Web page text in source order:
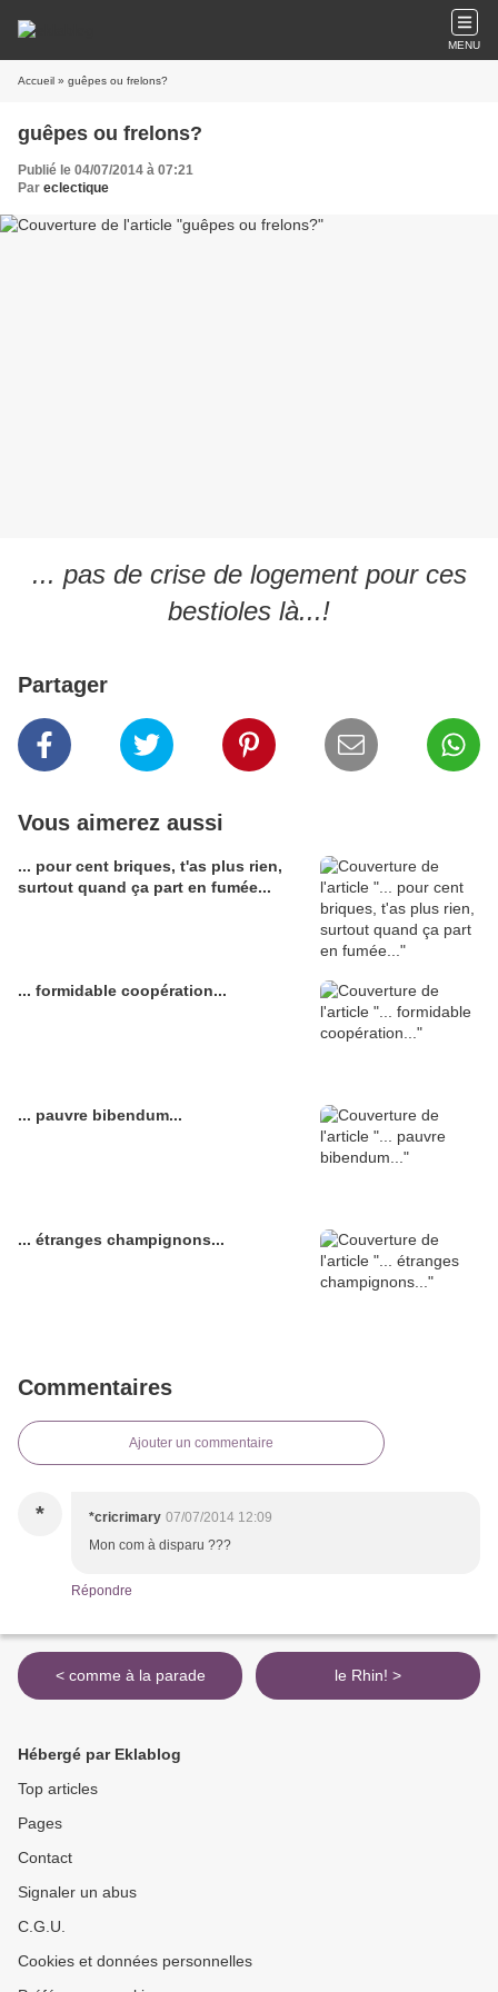
MENU
Accueil » guêpes ou frelons?
guêpes ou frelons?
Publié le 04/07/2014 à 07:21
Par eclectique
... pas de crise de logement pour ces
bestioles là...!
Partager
Vous aimerez aussi
... pour cent briques, t'as plus rien,
surtout quand ça part en fumée...
... formidable coopération...
... pauvre bibendum...
... étranges champignons...
Commentaires
Ajouter un commentaire
* *cricrimary 07/07/2014 12:09
Mon com à disparu ???
Répondre
< comme à la parade le Rhin! >
Hébergé par Eklablog
Top articles
Pages
Contact
Signaler un abus
C.G.U.
Cookies et données personnelles